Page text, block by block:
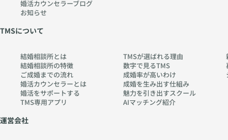
婚活カウンセラーブログ
お知らせ
TMSについて
結婚相談所とは
結婚相談所の特徴
ご成婚までの流れ
婚活カウンセラーとは
婚活をサポートする
TMS専用アプリ
TMSが選ばれる理由
数字で見るTMS
成婚率が高いわけ
成婚を生み出す仕組み
魅力を引き出すスクール
AIマッチング紹介
運営会社